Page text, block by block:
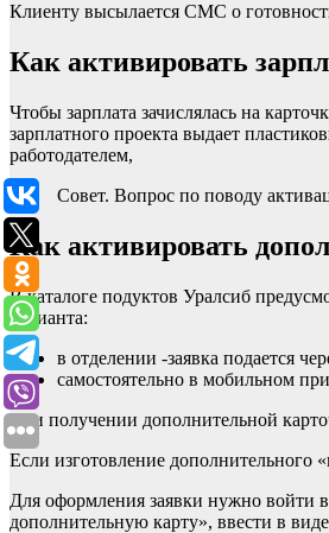
Клиенту высылается СМС о
Как активировать
Чтобы зарплата зачислялась на
зарплатного проекта выдает
работодателем,
Совет. Вопрос по поводу
Как активировать
В каталоге подуктов Уралсиб
варианта:
в отделении -заявка подается
самостоятельно в мобильном
При получении дополнительной
Если изготовление дополнительного
Для оформления заявки нужно
дополнительную карту», ввести в